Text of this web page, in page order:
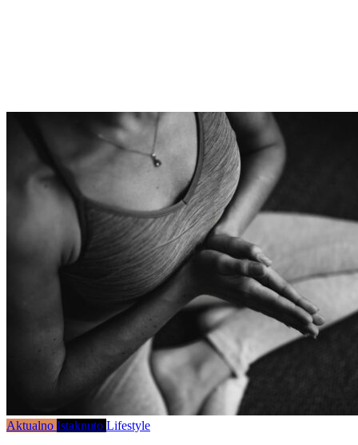
Aktualno Istaknuto Lifestyle